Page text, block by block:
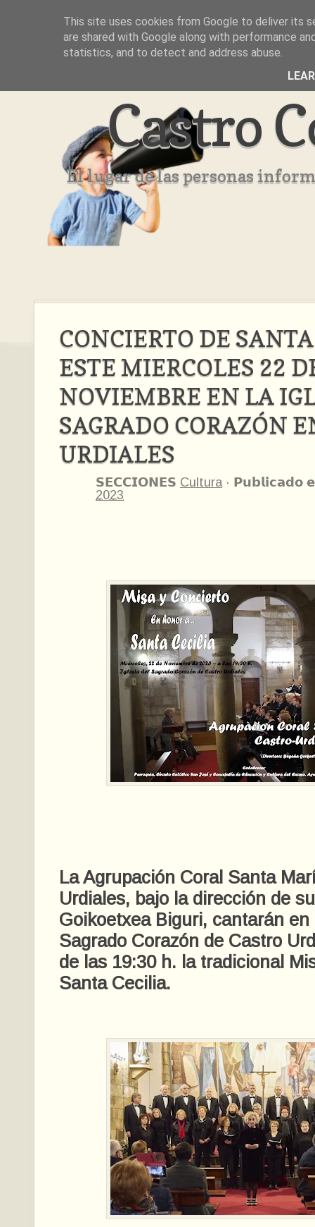
Inicio Aviso Legal Quienes Somos ??
Castro
El lugar de las personas
CONCIERTO DE
ESTE MIERCOLES 22
NOVIEMBRE EN LA
SAGRADO CORAZÓN
URDIALES
𝗦𝗘𝗖𝗖𝗜𝗢𝗡𝗘𝗦 Cultura · 𝗣𝘂𝗯𝗹𝗶𝗰𝗮𝗱𝗼
2023
La Agrupación Coral Santa
Urdiales, bajo la dirección de
Goikoetxea Biguri, cantarán en
Sagrado Corazón de Castro
de las 19:30 h. la tradicional
Santa Cecilia.
This site uses cookies from Google to deliver its
are shared with Google along with performance
statistics, and to detect and address abuse.